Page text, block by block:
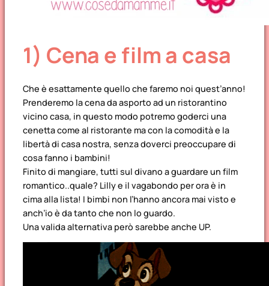
1) Cena e film a casa
Che è esattamente quello che faremo noi quest’anno!
Prenderemo la cena da asporto ad un ristorantino
vicino casa, in questo modo potremo goderci una
cenetta come al ristorante ma con la comodità e la
libertà di casa nostra, senza doverci preoccupare di
cosa fanno i bambini!
Finito di mangiare, tutti sul divano a guardare un film
romantico..quale? Lilly e il vagabondo per ora è in
cima alla lista! I bimbi non l’hanno ancora mai visto e
anch’io è da tanto che non lo guardo.
Una valida alternativa però sarebbe anche UP.